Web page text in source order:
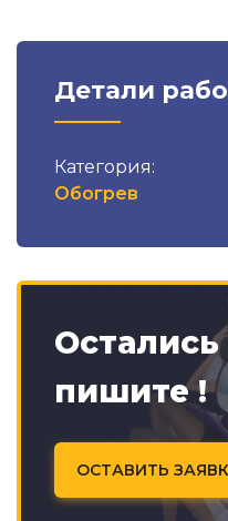
Детали
Категория:
Обогрев
пишите !
ОСТАВИТЬ